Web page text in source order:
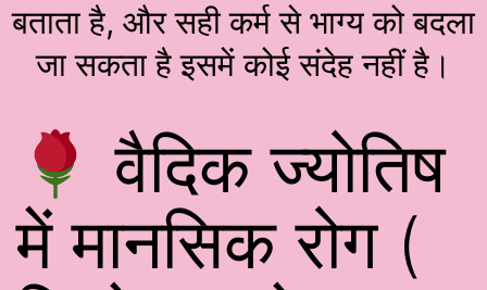
बताता है, और सही कर्म से भाग्य को बदला
जा सकता है इसमें कोई संदेह नहीं है।
वैदिक ज्योतिष
में मानसिक रोग (